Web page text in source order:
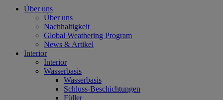
Über uns
Über uns
Nachhaltigkeit
Global Weathering Program
News & Artikel
Interior
Interior
Wasserbasis
Wasserbasis
Schluss-Beschichtungen
Füller